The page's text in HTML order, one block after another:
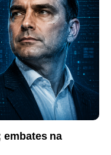
embates na